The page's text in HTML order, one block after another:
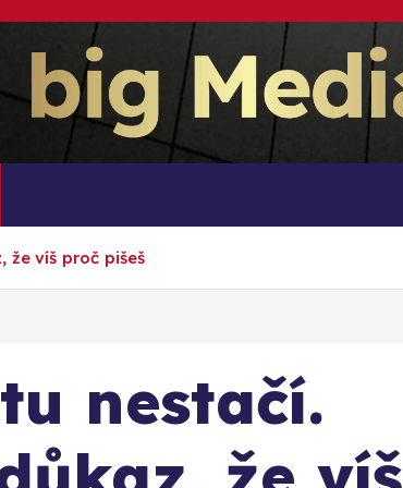
Inspirace pro mediální růst a podnikání
že víš proč pišeš
nestačí.